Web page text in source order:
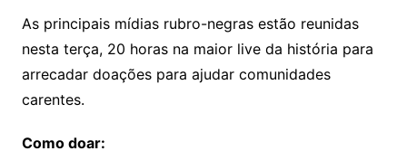
As principais mídias rubro-negras estão reunidas
nesta terça, 20 horas na maior live da história para
arrecadar doações para ajudar comunidades
carentes.
Como doar: